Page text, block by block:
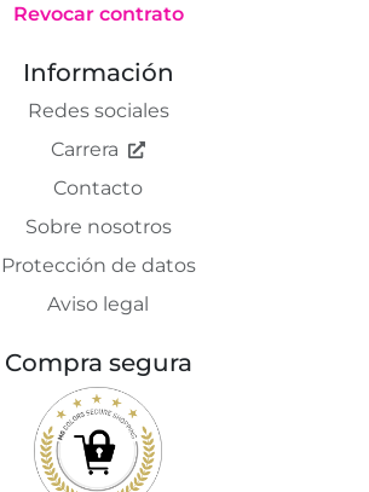
Revocar contrato
Información
Redes sociales
Carrera
Contacto
Sobre nosotros
Protección de datos
Aviso legal
Compra segura